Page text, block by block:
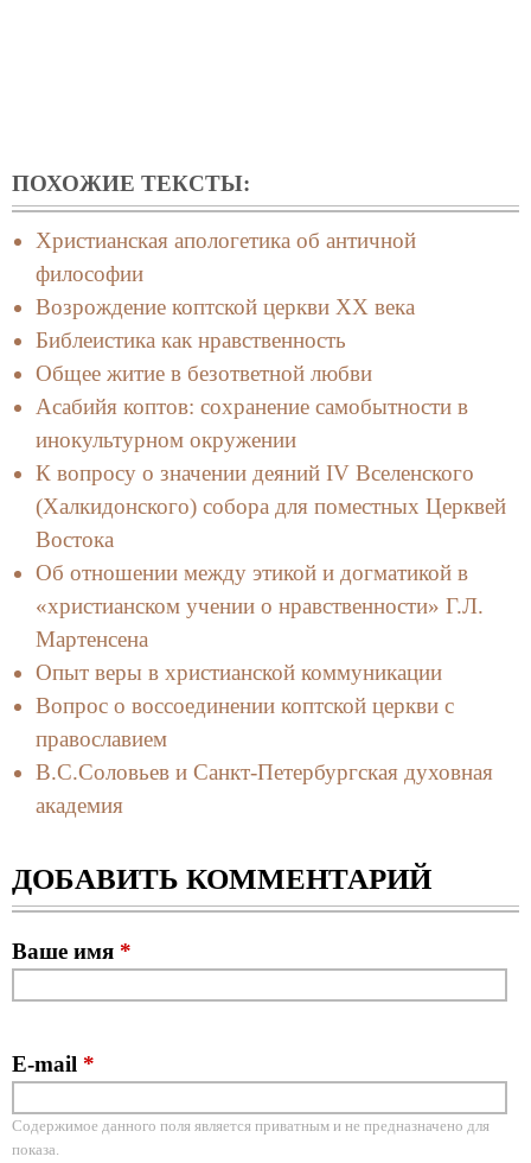
ПОХОЖИЕ ТЕКСТЫ:
Христианская апологетика об античной
философии
Возрождение коптской церкви XX века
Библеистика как нравственность
Общее житие в безответной любви
Асабийя коптов: сохранение самобытности в
инокультурном окружении
К вопросу о значении деяний IV Вселенского
(Халкидонского) собора для поместных Церквей
Востока
Об отношении между этикой и догматикой в
«христианском учении о нравственности» Г.Л.
Мартенсена
Опыт веры в христианской коммуникации
Вопрос о воссоединении коптской церкви с
православием
В.С.Соловьев и Санкт-Петербургская духовная
академия
ДОБАВИТЬ КОММЕНТАРИЙ
Ваше имя *
E-mail *
Содержимое данного поля является приватным и не предназначено для
показа.